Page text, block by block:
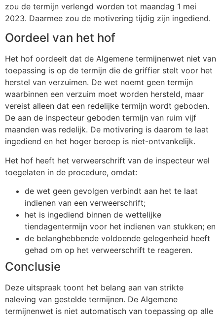
zou de termijn verlengd worden tot maandag 1 mei
2023. Daarmee zou de motivering tijdig zijn ingediend.
Oordeel van het hof
Het hof oordeelt dat de Algemene termijnenwet niet van
toepassing is op de termijn die de griffier stelt voor het
herstel van verzuimen. De wet noemt geen termijn
waarbinnen een verzuim moet worden hersteld, maar
vereist alleen dat een redelijke termijn wordt geboden.
De aan de inspecteur geboden termijn van ruim vijf
maanden was redelijk. De motivering is daarom te laat
ingediend en het hoger beroep is niet-ontvankelijk.
Het hof heeft het verweerschrift van de inspecteur wel
toegelaten in de procedure, omdat:
de wet geen gevolgen verbindt aan het te laat
indienen van een verweerschrift;
het is ingediend binnen de wettelijke
tiendagentermijn voor het indienen van stukken; en
de belanghebbende voldoende gelegenheid heeft
gehad om op het verweerschrift te reageren.
Conclusie
Deze uitspraak toont het belang aan van strikte
naleving van gestelde termijnen. De Algemene
termijnenwet is niet automatisch van toepassing op alle